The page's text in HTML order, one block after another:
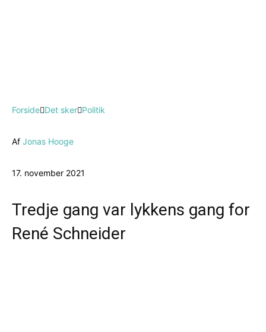
Forside Det sker Politik
Af Jonas Hooge
17. november 2021
Tredje gang var lykkens gang for
René Schneider